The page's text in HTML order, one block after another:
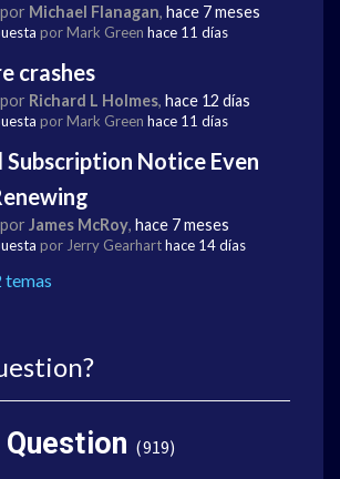
Michael Flanagan, hace 7 meses
por Mark Green hace 11 días
crashes
Richard L Holmes, hace 12 días
por Mark Green hace 11 días
Subscription Notice Even
James McRoy, hace 7 meses
por Jerry Gearharthace 14 días
temas
919